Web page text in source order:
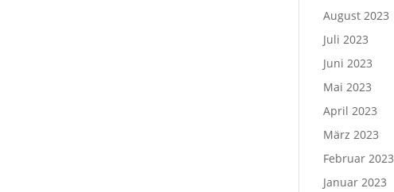
August 2023
Juli 2023
Juni 2023
Mai 2023
April 2023
März 2023
Februar 2023
Januar 2023